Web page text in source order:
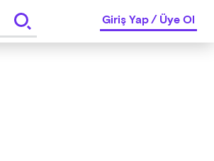
Giriş Yap/Üye Ol